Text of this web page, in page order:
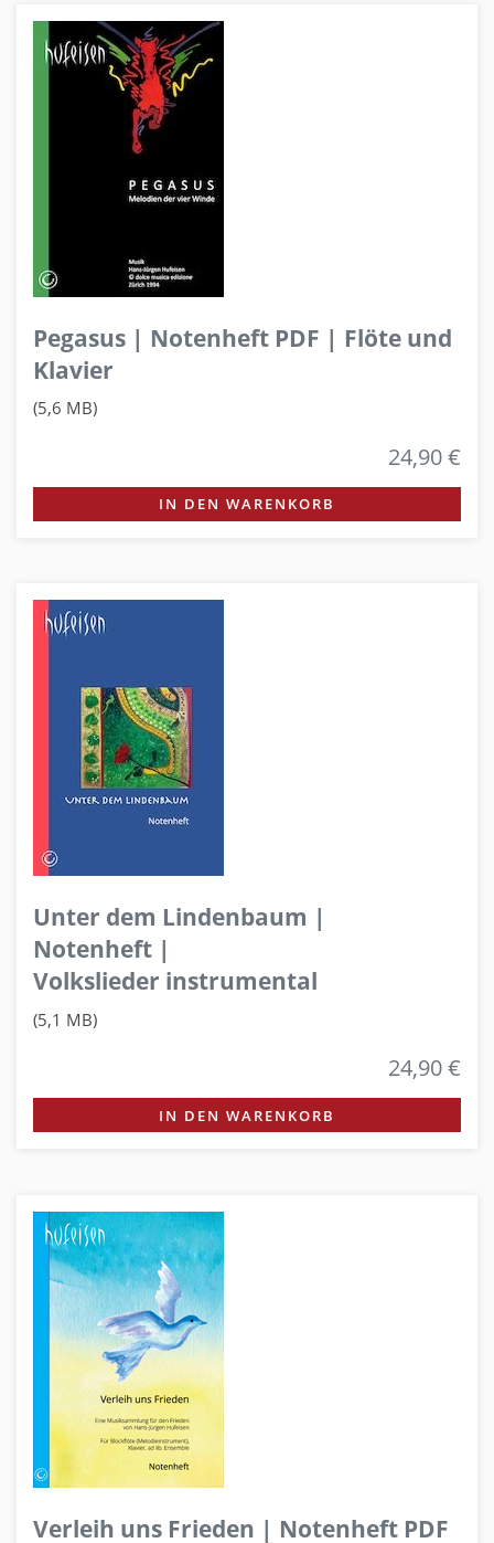
Pegasus | Notenheft PDF | Flöte und
Klavier
(5,6 MB)
24,90 €
IN DEN WARENKORB
Unter dem Lindenbaum |
Notenheft |
Volkslieder instrumental
(5,1 MB)
24,90 €
IN DEN WARENKORB
Verleih uns Frieden | Notenheft PDF